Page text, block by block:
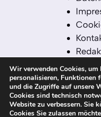
Wir verwenden Cookies,
personalisieren, Funktionen
und die Zugriffe auf unsere
Cookies sind technisch
Website zu verbessern. Sie
Cookies Sie zulassen